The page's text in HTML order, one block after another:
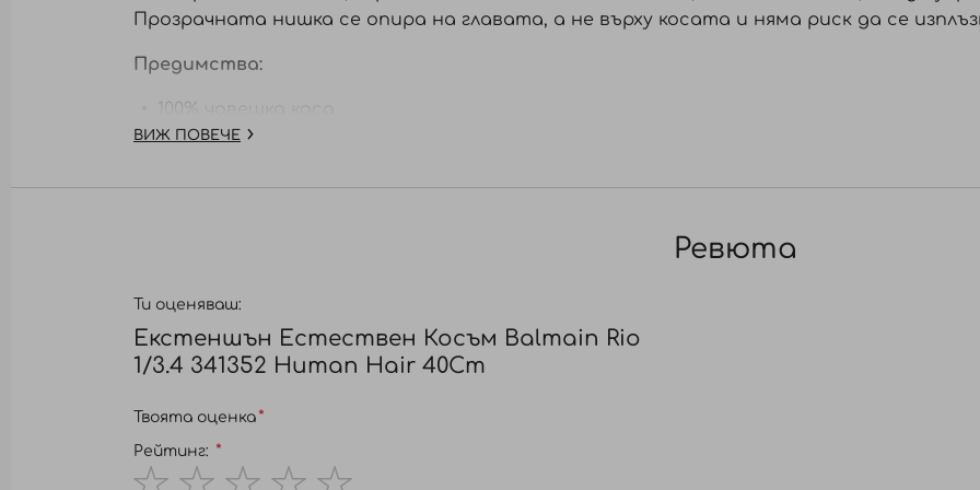
Прозрачната нишка се опира на главата, а не върху косата и няма риск да се
Предимства:
100% човешка коса
Нанасяне без увреждане (без пръстени, връзки, лента или щипки)
ВИЖ ПОВЕЧЕ
Ревюта
Ти оценяваш:
Екстеншън Естествен Косъм Balmain Rio
1/3.4 341352 Human Hair 40Cm
Твоята оценка
Рейтинг: